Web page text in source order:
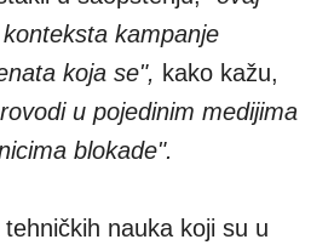
kampanje
koja se", kako kažu,
u pojedinim medijima
blokade".
nauka koji su u